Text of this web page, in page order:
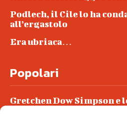
Podlech, il Cile lo ha
all’ergastolo
Era ubriaca…
Popolari
Gretchen Dow Simpson e